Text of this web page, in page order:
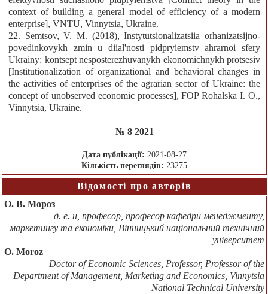
context of building a general model of efficiency of a modern
enterprise], VNTU, Vinnytsia, Ukraine.
22. Semtsov, V. M. (2018), Instytutsionalizatsiia orhanizatsijno-
povedinkovykh zmin u diial'nosti pidpryiemstv ahrarnoi sfery
Ukrainy: kontsept nesposterezhuvanykh ekonomichnykh protsesiv
[Institutionalization of organizational and behavioral changes in
the activities of enterprises of the agrarian sector of Ukraine: the
concept of unobserved economic processes], FOP Rohalska I. O.,
Vinnytsia, Ukraine.
№ 8 2021
Дата публікації: 2021-08-27
Кількість переглядів: 23275
Відомості про авторів
О. В. Мороз
д. е. н, професор, професор кафедри менеджменту,
маркетингу та економіки, Вінницький національний технічний
університет
O. Moroz
Doctor of Economic Sciences, Professor, Professor of the
Department of Management, Marketing and Economics, Vinnytsia
National Technical University